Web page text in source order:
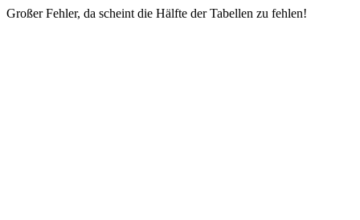
Großer Fehler, da scheint die Hälfte der Tabellen zu fehlen!